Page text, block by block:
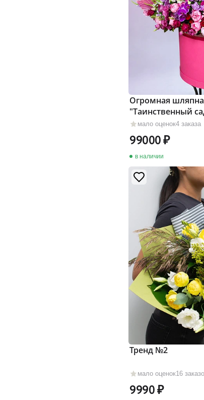
мало оценок4 заказа
Огромная
"Таинственный
99000
в наличии
мало оценок16
Тренд №2
9990